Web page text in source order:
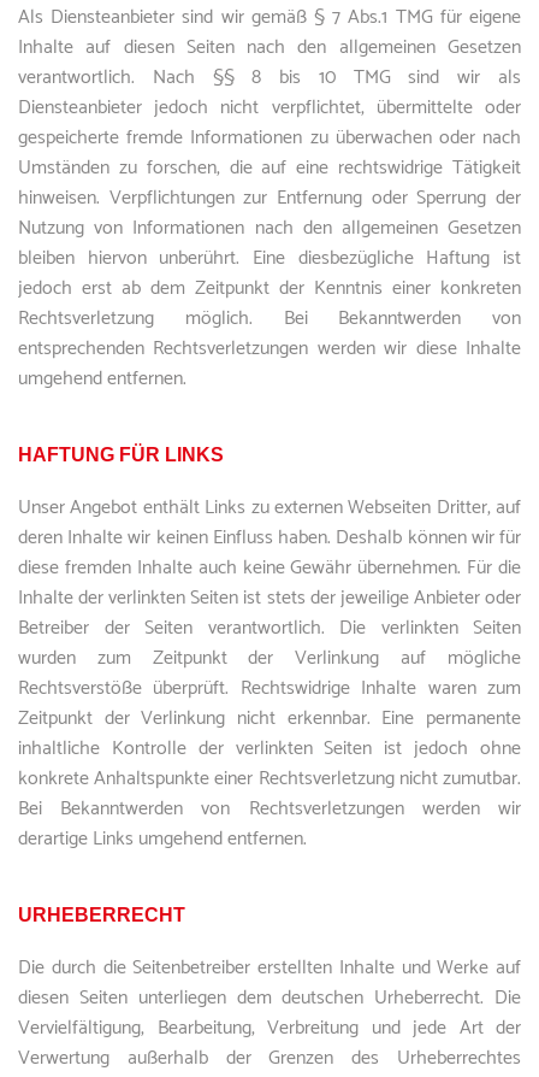
Als Diensteanbieter sind wir gemäß § 7 Abs.1 TMG für eigene
Inhalte auf diesen Seiten nach den allgemeinen Gesetzen
verantwortlich. Nach §§ 8 bis 10 TMG sind wir als
Diensteanbieter jedoch nicht verpflichtet, übermittelte oder
gespeicherte fremde Informationen zu überwachen oder nach
Umständen zu forschen, die auf eine rechtswidrige Tätigkeit
hinweisen. Verpflichtungen zur Entfernung oder Sperrung der
Nutzung von Informationen nach den allgemeinen Gesetzen
bleiben hiervon unberührt. Eine diesbezügliche Haftung ist
jedoch erst ab dem Zeitpunkt der Kenntnis einer konkreten
Rechtsverletzung möglich. Bei Bekanntwerden von
entsprechenden Rechtsverletzungen werden wir diese Inhalte
umgehend entfernen.
HAFTUNG FÜR LINKS
Unser Angebot enthält Links zu externen Webseiten Dritter, auf
deren Inhalte wir keinen Einfluss haben. Deshalb können wir für
diese fremden Inhalte auch keine Gewähr übernehmen. Für die
Inhalte der verlinkten Seiten ist stets der jeweilige Anbieter oder
Betreiber der Seiten verantwortlich. Die verlinkten Seiten
wurden zum Zeitpunkt der Verlinkung auf mögliche
Rechtsverstöße überprüft. Rechtswidrige Inhalte waren zum
Zeitpunkt der Verlinkung nicht erkennbar. Eine permanente
inhaltliche Kontrolle der verlinkten Seiten ist jedoch ohne
konkrete Anhaltspunkte einer Rechtsverletzung nicht zumutbar.
Bei Bekanntwerden von Rechtsverletzungen werden wir
derartige Links umgehend entfernen.
URHEBERRECHT
Die durch die Seitenbetreiber erstellten Inhalte und Werke auf
diesen Seiten unterliegen dem deutschen Urheberrecht. Die
Vervielfältigung, Bearbeitung, Verbreitung und jede Art der
Verwertung außerhalb der Grenzen des Urheberrechtes